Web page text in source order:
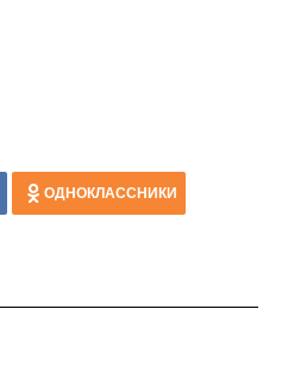
ОДНОКЛАССНИКИ